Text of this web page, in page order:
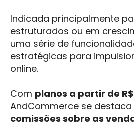
Indicada principalmente
estruturados ou em
uma série de
estratégicas para
online.
Com planos a partir de
AndCommerce se
comissões sobre as